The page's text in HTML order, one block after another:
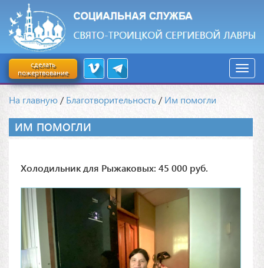
сделать
пожертвование
На главную /Благотворительность /Им помогли
ИМ ПОМОГЛИ
Холодильник для Рыжаковых: 45 000 руб.